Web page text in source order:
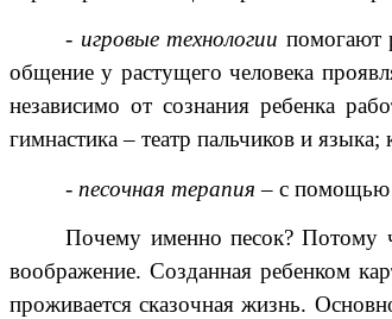
- игровые технологии помогают
общение у растущего человека
независимо от сознания ребенка
гимнастика – театр пальчиков и языка;
- песочная терапия – с помощью
Почему именно песок? Потому
воображение. Созданная ребенком
проживается сказочная жизнь.